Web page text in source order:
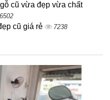
cũ vừa đẹp vừa chất
6502
cũ giá rẻ 7238